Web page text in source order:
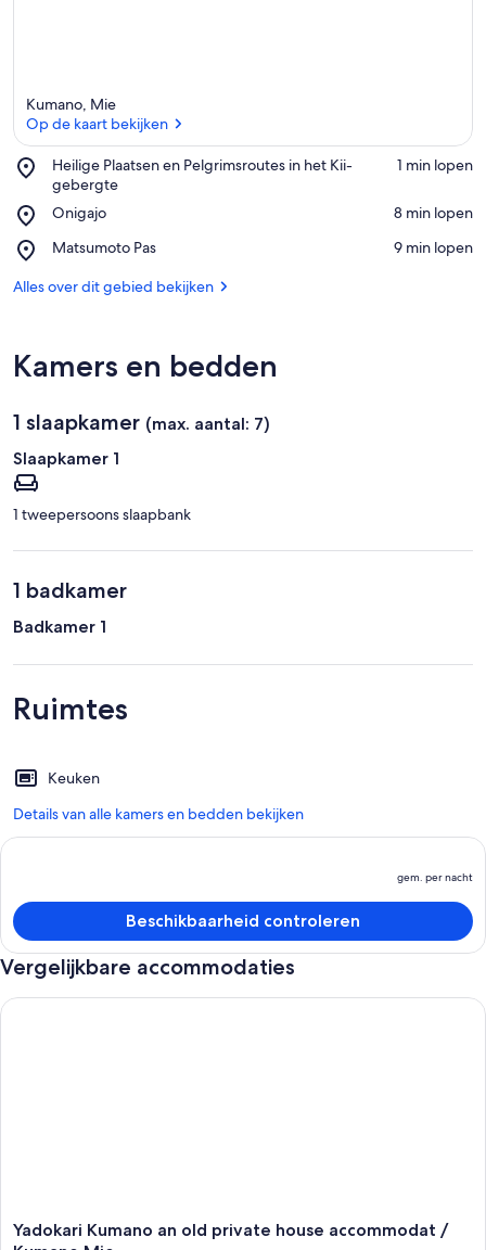
Kumano, Mie
Op de kaart bekijken
Heilige Plaatsen en Pelgrimsroutes in het Kii-
gebergte
Place,
Heilige
Plaatsen
en
Pelgrimsroutes
het
‪1 min lopen‬
Onigajo
Place,
‪8 min lopen‬
Matsumoto Pas
Place,
Pas
‪9 min lopen‬
Alles over dit gebied bekijken
Kamers en bedden
1 slaapkamer (max. aantal: 7)
Slaapkamer 1
1 tweepersoons slaapbank
1 badkamer
Badkamer 1
Ruimtes
Keuken
Details van alle kamers en bedden bekijken
is
gem. per nacht
Beschikbaarheid controleren
Vergelijkbare accommodaties
Yadokari
Yadokari Kumano an old private house accommodat /
Yadokari Kumano an old private house accommodat /